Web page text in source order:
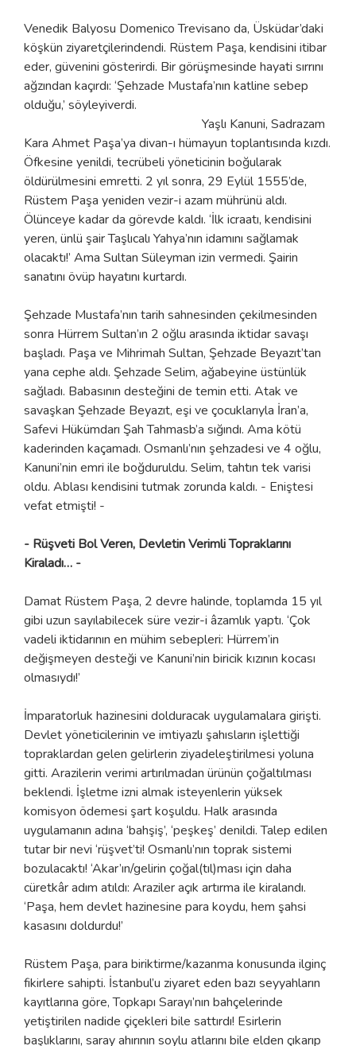
Venedik Balyosu Domenico Trevisano da, Üsküdar’daki
köşkün ziyaretçilerindendi. Rüstem Paşa, kendisini itibar
eder, güvenini gösterirdi. Bir görüşmesinde hayati sırrını
ağzından kaçırdı: ‘Şehzade Mustafa’nın katline sebep
olduğu,’ söyleyiverdi.
Yaşlı Kanuni, Sadrazam
Kara Ahmet Paşa’ya divan-ı hümayun toplantısında kızdı.
Öfkesine yenildi, tecrübeli yöneticinin boğularak
öldürülmesini emretti. 2 yıl sonra, 29 Eylül 1555’de,
Rüstem Paşa yeniden vezir-i azam mührünü aldı.
Ölünceye kadar da görevde kaldı. ‘İlk icraatı, kendisini
yeren, ünlü şair Taşlıcalı Yahya’nın idamını sağlamak
olacaktı!’ Ama Sultan Süleyman izin vermedi. Şairin
sanatını övüp hayatını kurtardı.
Şehzade Mustafa’nın tarih sahnesinden çekilmesinden
sonra Hürrem Sultan’ın 2 oğlu arasında iktidar savaşı
başladı. Paşa ve Mihrimah Sultan, Şehzade Beyazıt’tan
yana cephe aldı. Şehzade Selim, ağabeyine üstünlük
sağladı. Babasının desteğini de temin etti. Atak ve
savaşkan Şehzade Beyazıt, eşi ve çocuklarıyla İran’a,
Safevi Hükümdarı Şah Tahmasb’a sığındı. Ama kötü
kaderinden kaçamadı. Osmanlı’nın şehzadesi ve 4 oğlu,
Kanuni’nin emri ile boğduruldu. Selim, tahtın tek varisi
oldu. Ablası kendisini tutmak zorunda kaldı. - Eniştesi
vefat etmişti! -
- Rüşveti Bol Veren, Devletin Verimli Topraklarını
Kiraladı… -
Damat Rüstem Paşa, 2 devre halinde, toplamda 15 yıl
gibi uzun sayılabilecek süre vezir-i âzamlık yaptı. ‘Çok
vadeli iktidarının en mühim sebepleri: Hürrem’in
değişmeyen desteği ve Kanuni’nin biricik kızının kocası
olmasıydı!’
İmparatorluk hazinesini dolduracak uygulamalara girişti.
Devlet yöneticilerinin ve imtiyazlı şahısların işlettiği
topraklardan gelen gelirlerin ziyadeleştirilmesi yoluna
gitti. Arazilerin verimi artırılmadan ürünün çoğaltılması
beklendi. İşletme izni almak isteyenlerin yüksek
komisyon ödemesi şart koşuldu. Halk arasında
uygulamanın adına ‘bahşiş’, ‘peşkeş’ denildi. Talep edilen
tutar bir nevi ‘rüşvet’ti! Osmanlı’nın toprak sistemi
bozulacaktı! ‘Akar’ın/gelirin çoğal(tıl)ması için daha
cüretkâr adım atıldı: Araziler açık artırma ile kiralandı.
‘Paşa, hem devlet hazinesine para koydu, hem şahsi
kasasını doldurdu!’
Rüstem Paşa, para biriktirme/kazanma konusunda ilginç
fikirlere sahipti. İstanbul’u ziyaret eden bazı seyyahların
kayıtlarına göre, Topkapı Sarayı’nın bahçelerinde
yetiştirilen nadide çiçekleri bile sattırdı! Esirlerin
başlıklarını, saray ahırının soylu atlarını bile elden çıkarıp